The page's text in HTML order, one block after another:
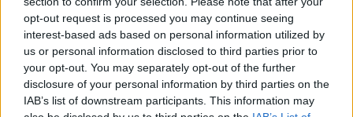
opt-out request is processed you may continue seeing
interest-based ads based on personal information utilized by
us or personal information disclosed to third parties prior to
your opt-out. You may separately opt-out of the further
disclosure of your personal information by third parties on the
IAB’s list of downstream participants. This information may
per la stanzetta dei bebè, sia per quella
dei bambini un po’ più grandicelli.
Continua a leggere dopo la pubblicità